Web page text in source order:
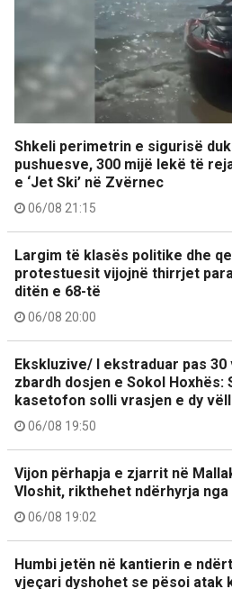
Shkeli perimetrin e sigurisë
pushuesve, 300 mijë lekë të
e ‘Jet Ski’ në Zvërnec
06/08 21:15
Largim të klasës politike dhe
protestuesit vijojnë thirrjet
ditën e 68-të
06/08 20:00
Ekskluzive/ I ekstraduar pas 30
zbardh dosjen e Sokol Hoxhës:
kasetofon solli vrasjen e dy
06/08 19:50
Vijon përhapja e zjarrit në
Vloshit, rikthehet ndërhyrja nga
06/08 19:02
Humbi jetën në kantierin e
vjeçari dyshohet se pësoi atak